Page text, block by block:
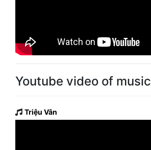
Youtube video of music
Triệu Vân